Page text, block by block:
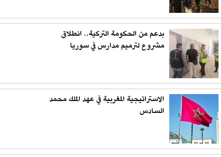
بدعم من الحكومة التركية.. انطلاق
مشروع لترميم مدارس في سوريا
الاستراتيجية المغربية في عهد الملك محمد
السادس